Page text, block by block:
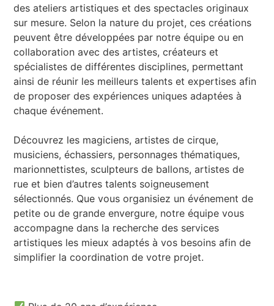
des ateliers artistiques et des spectacles originaux
sur mesure. Selon la nature du projet, ces créations
peuvent être développées par notre équipe ou en
collaboration avec des artistes, créateurs et
spécialistes de différentes disciplines, permettant
ainsi de réunir les meilleurs talents et expertises afin
de proposer des expériences uniques adaptées à
chaque événement.
Découvrez les magiciens, artistes de cirque,
musiciens, échassiers, personnages thématiques,
marionnettistes, sculpteurs de ballons, artistes de
rue et bien d’autres talents soigneusement
sélectionnés. Que vous organisiez un événement de
petite ou de grande envergure, notre équipe vous
accompagne dans la recherche des services
artistiques les mieux adaptés à vos besoins afin de
simplifier la coordination de votre projet.